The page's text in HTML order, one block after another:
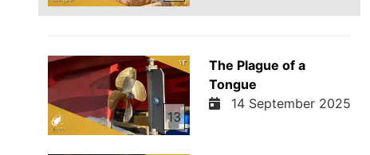
13
The Plague of a
Tongue
14 September 2025